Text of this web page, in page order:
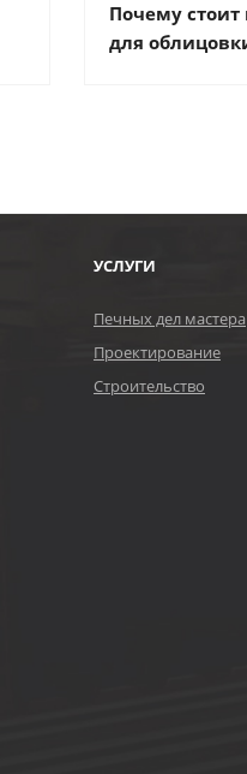
Почему
для
УСЛУГИ
Печных дел мастера
Проектирование
Строительство